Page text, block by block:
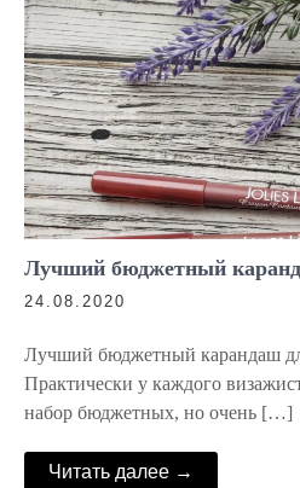
Лучший бюджетный
24.08.2020
Лучший бюджетный карандаш
Практически у каждого
набор бюджетных, но очень […]
Читать далее →